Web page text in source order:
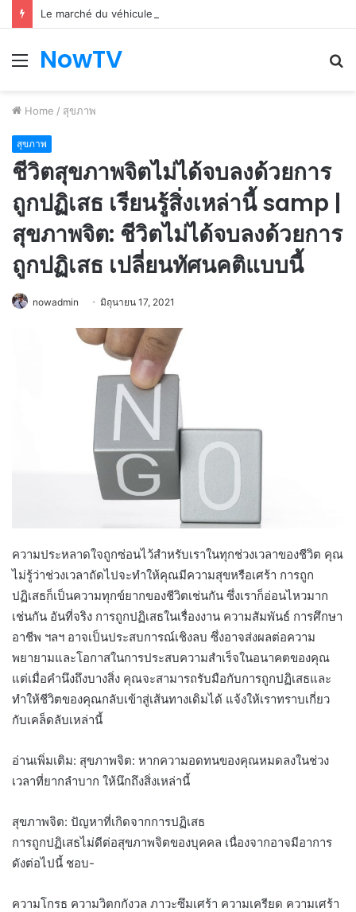
Le marché du véhicule d’occasion en plein essor
Menu
NowTV
Home / สุขภาพ
สุขภาพ
ชีวิตสุขภาพจิตไม่ได้จบลงด้วยการ
ถูกปฏิเสธ เรียนรู้สิ่งเหล่านี้ samp |
สุขภาพจิต: ชีวิตไม่ได้จบลงด้วยการ
ถูกปฏิเสธ เปลี่ยนทัศนคติแบบนี้
nowadmin มิถุนายน 17, 2021
ความประหลาดใจถูกซ่อนไว้สำหรับเราในทุกช่วงเวลาของชีวิต คุณ
ไม่รู้ว่าช่วงเวลาถัดไปจะทำให้คุณมีความสุขหรือเศร้า การถูก
ปฏิเสธก็เป็นความทุกข์ยากของชีวิตเช่นกัน ซึ่งเราก็อ่อนไหวมาก
เช่นกัน อันที่จริง การถูกปฏิเสธในเรื่องงาน ความสัมพันธ์ การศึกษา
อาชีพ ฯลฯ อาจเป็นประสบการณ์เชิงลบ ซึ่งอาจส่งผลต่อความ
พยายามและโอกาสในการประสบความสำเร็จในอนาคตของคุณ
แต่เมื่อคำนึงถึงบางสิ่ง คุณจะสามารถรับมือกับการถูกปฏิเสธและ
ทำให้ชีวิตของคุณกลับเข้าสู่เส้นทางเดิมได้ แจ้งให้เราทราบเกี่ยว
กับเคล็ดลับเหล่านี้
อ่านเพิ่มเติม: สุขภาพจิต: หากความอดทนของคุณหมดลงในช่วง
เวลาที่ยากลำบาก ให้นึกถึงสิ่งเหล่านี้
สุขภาพจิต: ปัญหาที่เกิดจากการปฏิเสธ
การถูกปฏิเสธไม่ดีต่อสุขภาพจิตของบุคคล เนื่องจากอาจมีอาการ
ดังต่อไปนี้ ชอบ-
ความโกรธ ความวิตกกังวล ภาวะซึมเศร้า ความเครียด ความเศร้า